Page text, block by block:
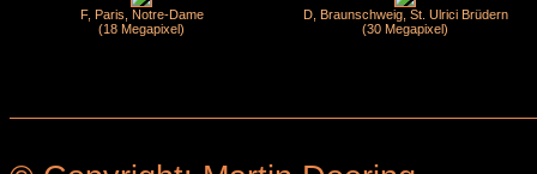
F, Paris, Notre-Dame
(18 Megapixel)
D, Braunschweig, St. Ulrici Brüdern
(30 Megapixel)